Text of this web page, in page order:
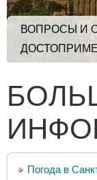
ВОПРОСЫ И
Погода в